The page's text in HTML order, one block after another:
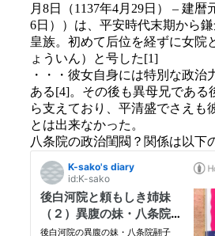
月8日（1137年4月29日） – 建暦
6日））は、平安時代末期から
皇族。初めて后位を経ずに女院
ょういん）と号した[1]
・・・彼女自身には特別な政治
ある[4]。その後も異母兄である
ら支えており、平清盛でさえも
とは出来なかった。
八条院の政治閨閥？関係は以下